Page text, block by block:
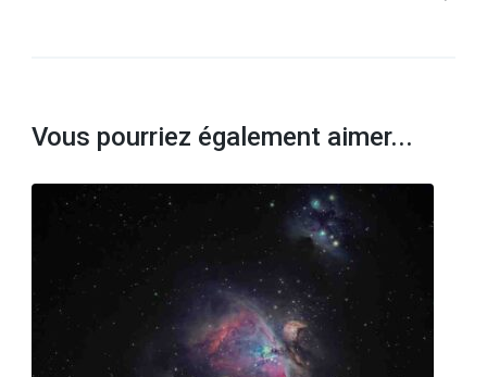
Vous pourriez également aimer...